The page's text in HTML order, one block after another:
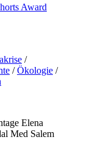
Award
/
/Ökologie/
Elena
Med Salem